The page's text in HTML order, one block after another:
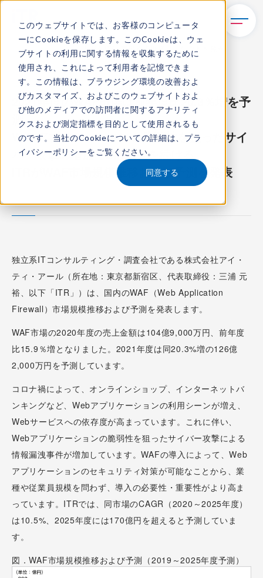
このウェブサイトでは、お客様のコンピュータ
ーにCookieを保存します。このCookieは、ウェ
ブサイトの利用に関する情報を収集するために
使用され、これによって利用者を記憶できま
す。この情報は、ブラウジング環境の改善およ
びカスタマイズ、およびこのウェブサイトおよ
び他のメディアでの訪問者に関するアナリティ
クスおよび測定指標を目的として使用されるも
のです。当社のCookieについての詳細は、 プラ
イバシーポリシーをご覧ください。
同意する
TOP 新着情報 ITRがWAF市場規模推移および予測を発表
プレスリリース
2021年度のWAF市場は前年度比20.3％増を予
測
Webアプリケーションの脆弱性を狙ったサイ
バー攻撃の増加で2桁成長を続ける
ITRがWAF市場規模推移および予測を発表
独立系ITコンサルティング・調査会社である株式会社アイ・
ティ・アール（所在地：東京都新宿区、代表取締役：三浦 元
裕、以下「ITR」）は、国内のWAF（Web Application
Firewall）市場規模推移および予測を発表します。
WAF市場の2020年度の売上金額は104億9,000万円、前年度
比15.9％増となりました。2021年度は同20.3%増の126億
2,000万円を予測しています。
コロナ禍によって、オンラインショップ、インターネットバ
ンキングなど、Webアプリケーションの利用シーンが増え、
Webサービスへの依存度が高まっています。これに伴い、
Webアプリケーションの脆弱性を狙ったサイバー攻撃による
情報漏洩事件が増加しています。WAFの導入によって、Web
アプリケーションのセキュリティ対策が可能なことから、業
種や従業員規模を問わず、導入の必要性・重要性がより高ま
っています。ITRでは、同市場のCAGR（2020～2025年度）
は10.5%、2025年度には170億円を超えると予測していま
す。
図．WAF市場規模推移および予測（2019～2025年度予測）